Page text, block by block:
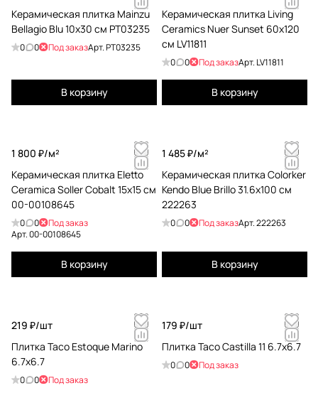
Керамическая плитка Mainzu
Bellagio Blu 10x30 см PT03235
0 0 Под заказАрт.PT03235
В корзину
Керамическая плитка Living
Ceramics Nuer Sunset 60x120
см LV11811
0 0 Под заказАрт. LV11811
В корзину
1 800 ₽/м²
Керамическая плитка Eletto
Ceramica Soller Cobalt 15x15 см
00-00108645
0 0
Под заказ
Арт.00-00108645
В корзину
1 485 ₽/м²
Керамическая плитка Colorker
Kendo Blue Brillo 31.6x100 см
222263
0 0 Под заказАрт.222263
В корзину
219 ₽/шт
Плитка Taco Estoque Marino
6.7x6.7
0 0 Под заказ
179 ₽/шт
Плитка Taco Castilla 11 6.7x6.7
0 0 Под заказ